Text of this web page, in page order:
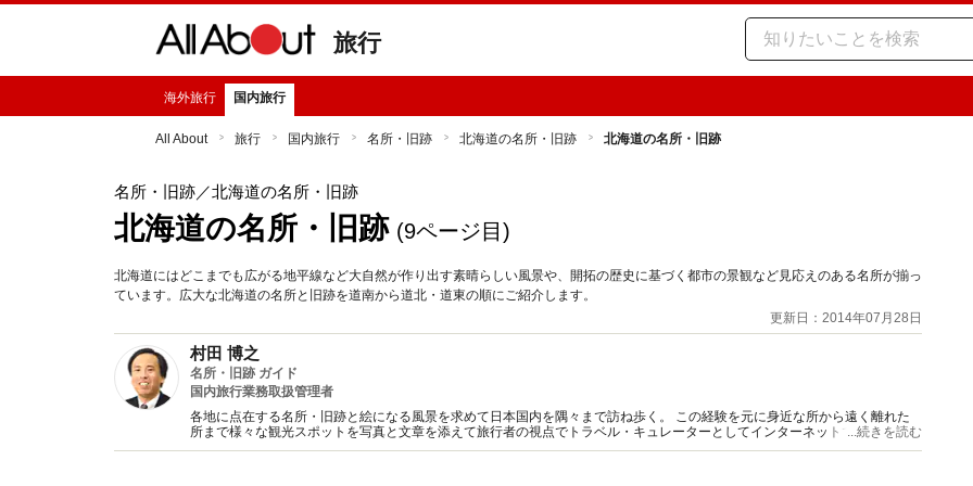
旅行
海外旅行 国内旅行
All About 旅行 国内旅行 名所・旧跡 北海道の名所・旧跡 北海道の名所・旧跡
名所・旧跡／北海道の名所・旧跡
北海道の名所・旧跡 (9ページ目)
北海道にはどこまでも広がる地平線など大自然が作り出す素晴らしい風景や、開拓の歴史に基づく都市の景観など見応えのある名所が揃っ
ています。広大な北海道の名所と旧跡を道南から道北・道東の順にご紹介します。
更新日：2014年07月28日
村田 博之
名所・旧跡 ガイド
国内旅行業務取扱管理者
各地に点在する名所・旧跡と絵になる風景を求めて日本国内を隅々まで訪ね歩く。 この経験を元に身近な所から遠く離れた
所まで様々な観光スポットを写真と文章を添えて旅行者の視点でトラベル・キュレーターとしてインターネットで紹介。 ガ
イドブック、新聞、テレビ、ラジオに随時情報を提供中。 国内旅行業務取扱管理者
...続きを読む